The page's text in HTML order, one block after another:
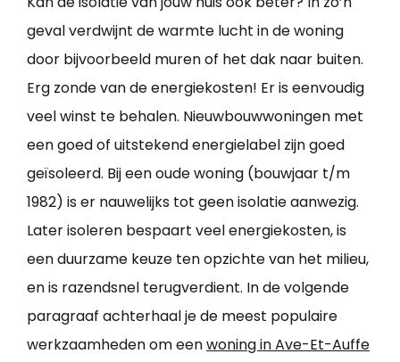
geval verdwijnt de warmte lucht in de woning
door bijvoorbeeld muren of het dak naar buiten.
Erg zonde van de energiekosten! Er is eenvoudig
veel winst te behalen. Nieuwbouwwoningen met
een goed of uitstekend energielabel zijn goed
geïsoleerd. Bij een oude woning (bouwjaar t/m
1982) is er nauwelijks tot geen isolatie aanwezig.
Later isoleren bespaart veel energiekosten, is
een duurzame keuze ten opzichte van het milieu,
en is razendsnel terugverdient. In de volgende
paragraaf achterhaal je de meest populaire
werkzaamheden om eenwoning in Ave-Et-Auffe